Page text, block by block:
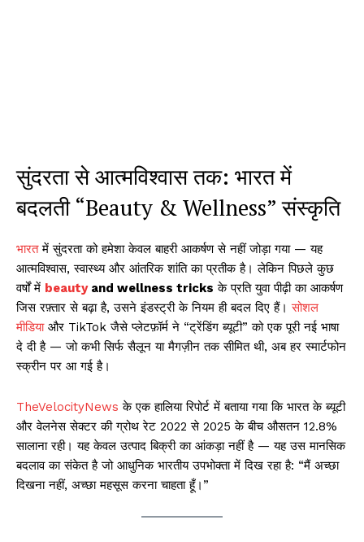
सुंदरता से आत्मविश्वास तक: भारत में
बदलती “Beauty & Wellness” संस्कृति
भारतमें सुंदरता को हमेशा केवल बाहरी आकर्षण से नहीं जोड़ा गया — यह
आत्मविश्वास, स्वास्थ्य और आंतरिक शांति का प्रतीक है। लेकिन पिछले कुछ
वर्षों में beautyand wellness tricks के प्रति युवा पीढ़ी का आकर्षण
जिस रफ़्तार से बढ़ा है, उसने इंडस्ट्री के नियम ही बदल दिए हैं।सोशल
मीडियाऔर TikTok जैसे प्लेटफ़ॉर्म ने “ट्रेंडिंग ब्यूटी” को एक पूरी नई भाषा
दे दी है — जो कभी सिर्फ सैलून या मैगज़ीन तक सीमित थी, अब हर स्मार्टफोन
स्क्रीन पर आ गई है।
TheVelocityNews के एक हालिया रिपोर्ट में बताया गया कि भारत के ब्यूटी
और वेलनेस सेक्टर की ग्रोथ रेट 2022 से 2025 के बीच औसतन 12.8%
सालाना रही। यह केवल उत्पाद बिक्री का आंकड़ा नहीं है — यह उस मानसिक
बदलाव का संकेत है जो आधुनिक भारतीय उपभोक्ता में दिख रहा है: “मैं अच्छा
दिखना नहीं, अच्छा महसूस करना चाहता हूँ।”